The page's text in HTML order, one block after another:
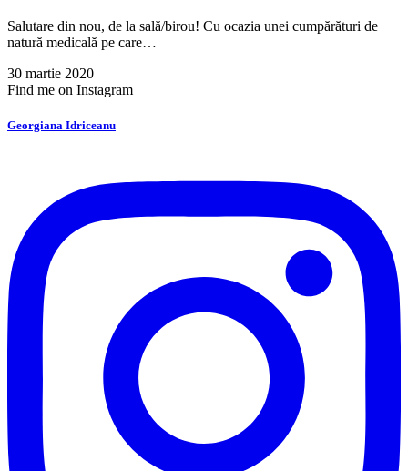
Salutare din nou, de la sală/birou! Cu ocazia unei cumpărături de
natură medicală pe care…
30 martie 2020
Find me on Instagram
Georgiana Idriceanu